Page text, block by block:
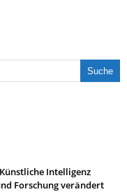
Intelligenz
Forschung verändert